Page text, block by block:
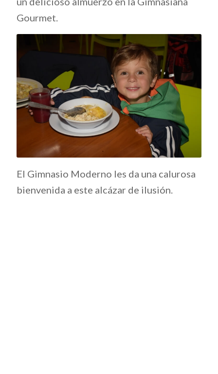
Gourmet.
El Gimnasio Moderno les da una calurosa
bienvenida a este alcázar de ilusión.